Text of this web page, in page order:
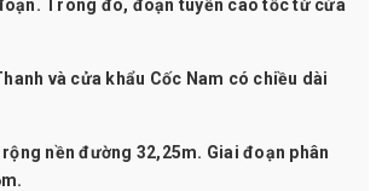
Trong đó, đoạn tuyến cao tốc từ cửa
và cửa khẩu Cốc Nam có chiều dài
nền đường 32,25m. Giai đoạn phân